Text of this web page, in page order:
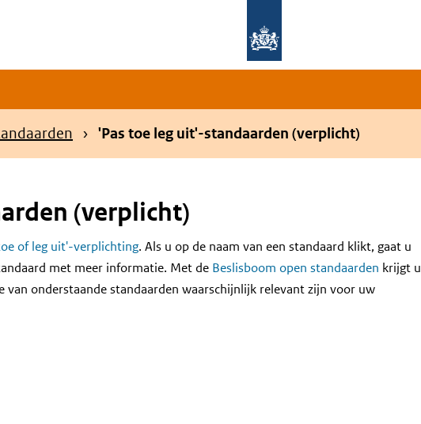
'Pas toe leg uit'-standaarden (verplicht)
(verplicht)
of leg uit'-verplichting. Als u op de naam van een standaard klikt, gaat u
met meer informatie. Met de Beslisboom open standaarden krijgt u
van onderstaande standaarden waarschijnlijk relevant zijn voor uw